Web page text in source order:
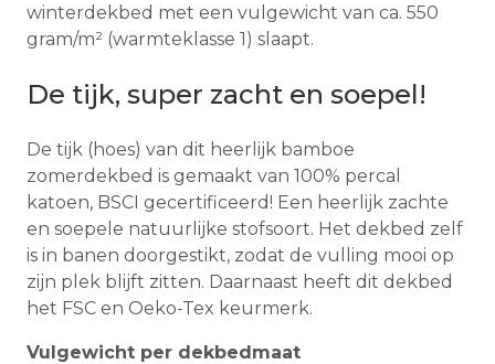
winterdekbed met een vulgewicht van ca. 550
gram/m² (warmteklasse 1) slaapt.
De tijk, super zacht en soepel!
De tijk (hoes) van dit heerlijk bamboe
zomerdekbed is gemaakt van 100% percal
katoen, BSCI gecertificeerd! Een heerlijk zachte
en soepele natuurlijke stofsoort. Het dekbed zelf
is in banen doorgestikt, zodat de vulling mooi op
zijn plek blijft zitten. Daarnaast heeft dit dekbed
het FSC en Oeko-Tex keurmerk.
Vulgewicht per dekbedmaat